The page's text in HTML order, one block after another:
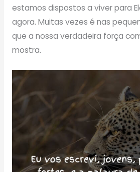
estamos dispostos a viver para
agora. Muitas vezes é nas
que a nossa verdadeira força
mostra.